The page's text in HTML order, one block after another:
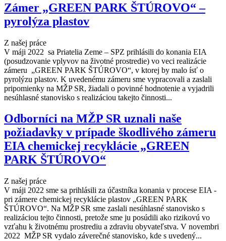
Zámer „GREEN PARK ŠTÚROVO“ –
pyrolýza plastov
Z našej práce
V máji 2022 sa Priatelia Zeme – SPZ prihlásili do konania EIA
(posudzovanie vplyvov na životné prostredie) vo veci realizácie
zámeru „GREEN PARK ŠTÚROVO“, v ktorej by malo ísť o
pyrolýzu plastov. K uvedenému zámeru sme vypracovali a zaslali
pripomienky na MŽP SR, žiadali o povinné hodnotenie a vyjadrili
nesúhlasné stanovisko s realizáciou takejto činnosti...
Odborníci na MŽP SR uznali naše
požiadavky v prípade škodlivého zámeru
EIA chemickej recyklácie „GREEN
PARK ŠTÚROVO“
Z našej práce
V máji 2022 sme sa prihlásili za účastníka konania v procese EIA -
pri zámere chemickej recyklácie plastov „GREEN PARK
ŠTÚROVO“. Na MŽP SR sme zaslali nesúhlasné stanovisko s
realizáciou tejto činnosti, pretože sme ju posúdili ako rizikovú vo
vzťahu k životnému prostrediu a zdraviu obyvateľstva. V novembri
2022 MŽP SR vydalo záverečné stanovisko, kde s uvedený...